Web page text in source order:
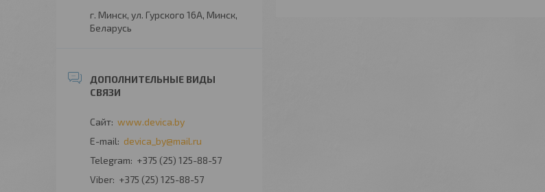
г. Минск, ул. Гурского 16А, Минск,
Беларусь
www.devica.by
devica_by@mail.ru
+375 (25) 125-88-57
+375 (25) 125-88-57